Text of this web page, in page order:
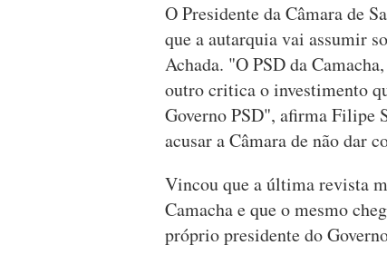
O Presidente da Câmara de
que a autarquia vai assumir
Achada. "O PSD da
outro critica o investimento
Governo PSD", afirma Filipe
acusar a Câmara de não dar
Vincou que a última revista
Camacha e que o mesmo
próprio presidente do